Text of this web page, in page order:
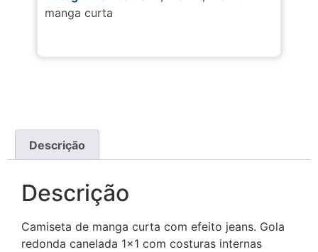
manga curta
Descrição
Descrição
Camiseta de manga curta com efeito jeans. Gola
redonda canelada 1×1 com costuras internas